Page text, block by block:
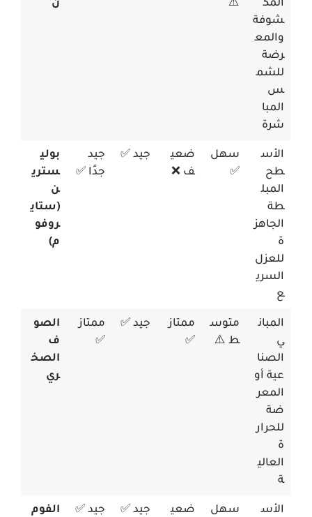
المك
شوفة
والمع
رضة
للشم
س
المبا
شرة
⚠️ ن
الأس
طح
المبل
طة
الجاهز
ة
للعزل
السري
ع
سهل
✅
ضعي
ف ❌
جيد ✅
جيد
جدًا ✅
بولي
ستري
ن
(ستاي
روفو
م)
المبان
ي
الصنا
عية أو
المعر
ضة
للحرار
ة
العالي
ة
متوس
ط ⚠️
ممتاز
✅
جيد ✅
ممتاز
✅
الصو
ف
الصخ
ري
الأس
سهل
ضعي
جيد ✅ جيد ✅
الفوم